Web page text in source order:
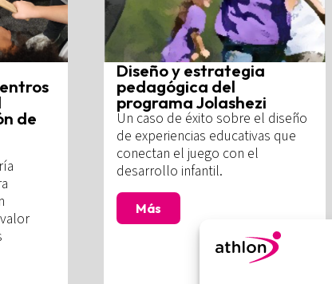
de
Diseño y estrategia
pedagógica del
programa Jolashezi
Un caso de éxito sobre el diseño
de experiencias educativas que
conectan el juego con el
desarrollo infantil.
Más